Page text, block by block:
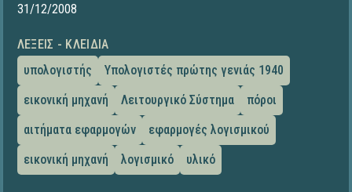
31/12/2008
ΛΈΞΕΙΣ - ΚΛΕΙΔΙΆ
υπολογιστής
Υπολογιστές πρώτης γενιάς 1940
εικονική μηχανή
Λειτουργικό Σύστημα
πόροι
αιτήματα εφαρμογών
εφαρμογές λογισμικού
εικονική μηχανή
λογισμικό υλικό